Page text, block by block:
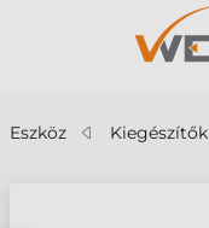
Eszköz Kiegészítők